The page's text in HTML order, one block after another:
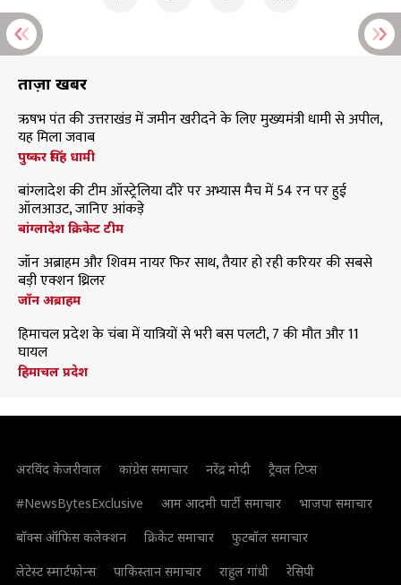
ताज़ा खबरें
ऋषभ पंत की उत्तराखंड में जमीन खरीदने के लिए मुख्यमंत्री धामी से अपील,
यह मिला जवाब
पुष्कर सिंह धामी
बांग्लादेश की टीम ऑस्ट्रेलिया दौरे पर अभ्यास मैच में 54 रन पर हुई
ऑलआउट, जानिए आंकड़े
बांग्लादेश क्रिकेट टीम
जॉन अब्राहम और शिवम नायर फिर साथ, तैयार हो रही करियर की सबसे
बड़ी एक्शन थ्रिलर
जॉन अब्राहम
हिमाचल प्रदेश के चंबा में यात्रियों से भरी बस पलटी, 7 की मौत और 11
घायल
हिमाचल प्रदेश
अरविंद केजरीवाल कांग्रेस समाचार नरेंद्र मोदी
ट्रैवल टिप्स
#NewsBytesExclusive
आम आदमी पार्टी समाचार
भाजपा समाचार
बॉक्स ऑफिस कलेक्शन
क्रिकेट समाचार
फुटबॉल समाचार
लेटेस्ट स्मार्टफोन्स
पाकिस्तान समाचार राहुल गांधी रेसिपी